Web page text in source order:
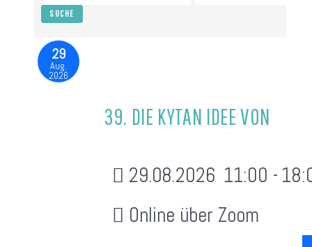
29
Aug.
2026
39. DIE KYTAN IDEE VON
29.08.2026 11:00 -
Online über Zoom